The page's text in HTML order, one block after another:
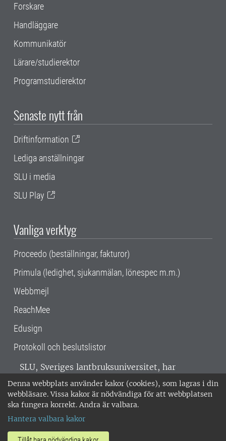
Denna webbplats använder kakor (cookies), som lagras i din
webbläsare. Vissa kakor är nödvändiga för att webbplatsen
ska fungera korrekt. Andra är valbara.
Hantera valbara kakor
Forskare
Handläggare
Kommunikatör
Lärare/studierektor
Programstudierektor
Senaste nytt från
Driftinformation
Lediga anställningar
SLU i media
SLU Play
Vanliga verktyg
Proceedo (beställningar, fakturor)
Primula (ledighet, sjukanmälan, lönespec m.m.)
Webbmejl
ReachMee
Edusign
Protokoll och beslutslistor
SLU, Sveriges lantbruksuniversitet, har
verksamhet över hela Sverige. Huvudorter är
Alnarp, Uppsala och Umeå.SLU är
miljöcertifierat enligt ISO 14001. •
018-67 10 00 • Org nr: 202100-2817 •